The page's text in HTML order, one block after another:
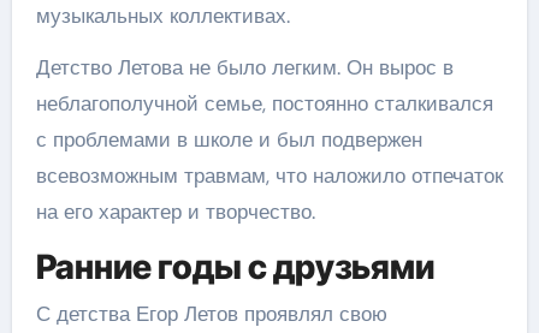
музыкальных коллективах.
Детство Летова не было легким. Он вырос в
неблагополучной семье, постоянно сталкивался
с проблемами в школе и был подвержен
всевозможным травмам, что наложило отпечаток
на его характер и творчество.
Ранние годы с друзьями
С детства Егор Летов проявлял свою